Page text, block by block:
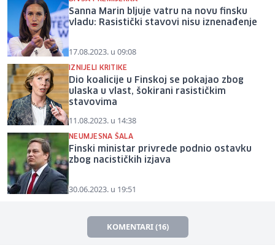
Sanna Marin bljuje vatru na novu finsku
vladu: Rasistički stavovi nisu iznenađenje
17.08.2023. u 09:08
IZNIJELI KRITIKE
Dio koalicije u Finskoj se pokajao zbog
ulaska u vlast, šokirani rasističkim
stavovima
11.08.2023. u 14:38
NEUMJESNA ŠALA
Finski ministar privrede podnio ostavku
zbog nacističkih izjava
30.06.2023. u 19:51
KOMENTARI (16)